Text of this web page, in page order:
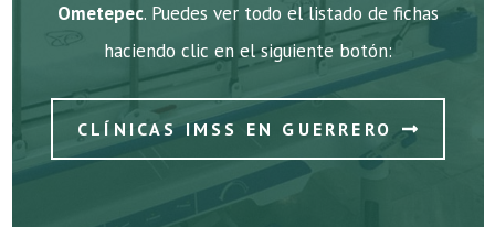
Ometepec. Puedes ver todo el listado de fichas
haciendo clic en el siguiente botón:
CLÍNICAS IMSS EN GUERRERO